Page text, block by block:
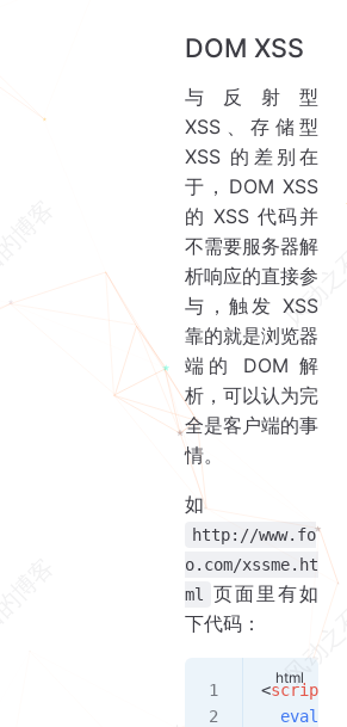
DOM XSS
与反射型
XSS、存储型
XSS 的差别在
于，DOM XSS
的 XSS 代码并
不需要服务器解
析响应的直接参
与，触发 XSS
靠的就是浏览器
端的 DOM 解
析，可以认为完
全是客户端的事
情。
如
http://www.fo
o.com/xssme.ht
ml
页面里有如
下代码：
<script
  eval